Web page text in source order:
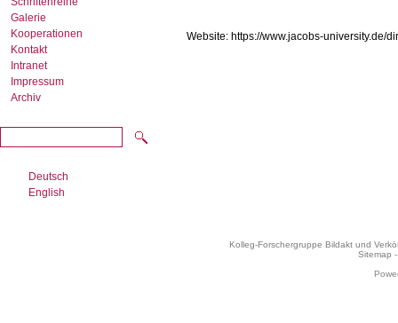
Galerie
Kooperationen
Kontakt
Intranet
Impressum
Archiv
Deutsch
English
Website: https://www.jacobs-university.de/
Kolleg-Forschergruppe Bildakt und
Sitemap